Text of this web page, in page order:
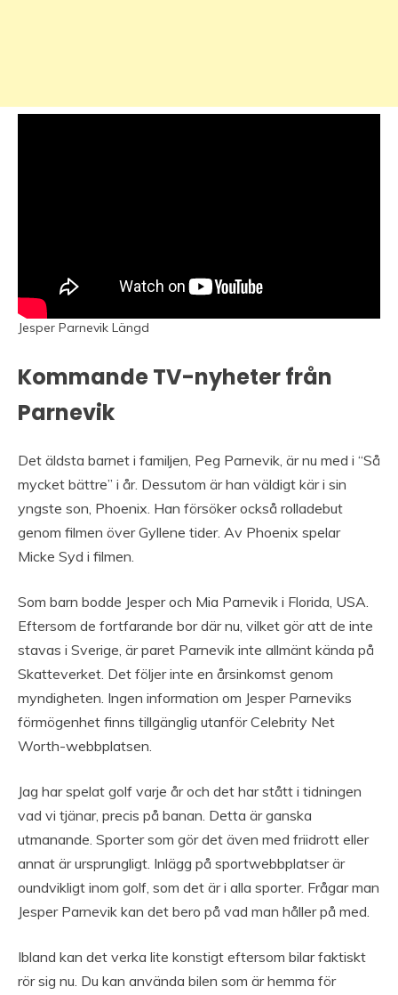
Jesper Parnevik Längd
Kommande TV-nyheter från
Parnevik
Det äldsta barnet i familjen, Peg Parnevik, är nu med i “Så
mycket bättre” i år. Dessutom är han väldigt kär i sin
yngste son, Phoenix. Han försöker också rolladebut
genom filmen över Gyllene tider. Av Phoenix spelar
Micke Syd i filmen.
Som barn bodde Jesper och Mia Parnevik i Florida, USA.
Eftersom de fortfarande bor där nu, vilket gör att de inte
stavas i Sverige, är paret Parnevik inte allmänt kända på
Skatteverket. Det följer inte en årsinkomst genom
myndigheten. Ingen information om Jesper Parneviks
förmögenhet finns tillgänglig utanför Celebrity Net
Worth-webbplatsen.
Jag har spelat golf varje år och det har stått i tidningen
vad vi tjänar, precis på banan. Detta är ganska
utmanande. Sporter som gör det även med friidrott eller
annat är ursprungligt. Inlägg på sportwebbplatser är
oundvikligt inom golf, som det är i alla sporter. Frågar man
Jesper Parnevik kan det bero på vad man håller på med.
Ibland kan det verka lite konstigt eftersom bilar faktiskt
rör sig nu. Du kan använda bilen som är hemma för